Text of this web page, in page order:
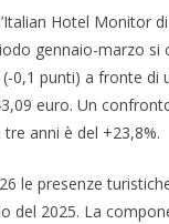
Hotel Monitor
gennaio-marzo si
0,1 punti) a fronte di
euro. Un
anni è del +23,8%.
le presenze
del 2025. La